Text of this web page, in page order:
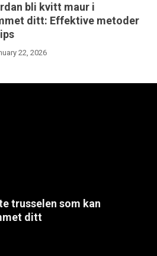
bli kvitt maur i
ditt: Effektive metoder
22, 2026
trusselen som kan
ditt